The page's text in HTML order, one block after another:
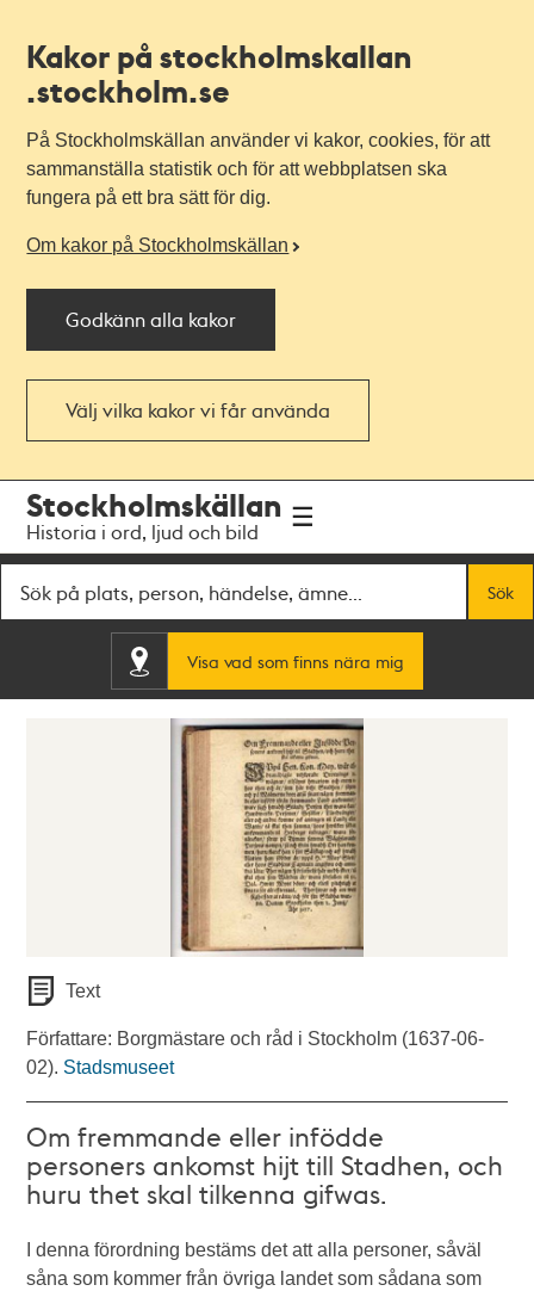
Kakor på stockholmskallan
.stockholm.se
På Stockholmskällan använder vi kakor, cookies, för att
sammanställa statistik och för att webbplatsen ska
fungera på ett bra sätt för dig.
Om kakor på Stockholmskällan
Godkänn alla kakor
Välj vilka kakor vi får använda
navigationen
huvudinnehållet
Stockholmskällan
Historia i ord, ljud och bild
Sök
Visa vad som finns nära mig
Text
Författare: Borgmästare och råd i Stockholm (1637-06-
02). Stadsmuseet
Om fremmande eller infödde
personers ankomst hijt till Stadhen, och
huru thet skal tilkenna gifwas.
I denna förordning bestäms det att alla personer, såväl
såna som kommer från övriga landet som sådana som